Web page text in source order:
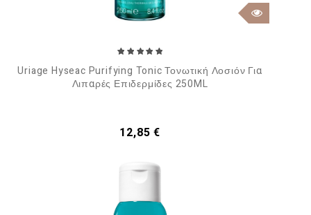
Uriage Hyseac Purifying Tonic Τονωτική Λοσιόν Για
Λιπαρές Επιδερμίδες 250ML
Τιμή
12,85 €